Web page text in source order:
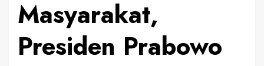
Masyarakat,
Presiden Prabowo